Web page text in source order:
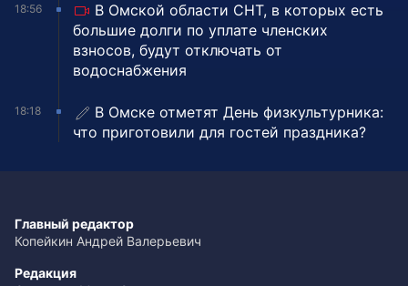
18:56
В Омской области СНТ, в которых есть
большие долги по уплате членских
взносов, будут отключать от
водоснабжения
18:18
В Омске отметят День физкультурника:
что приготовили для гостей праздника?
Главный редактор
Копейкин Андрей Валерьевич
Редакция